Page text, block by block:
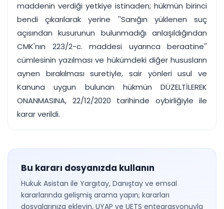
maddenin verdiği yetkiye istinaden; hükmün birinci
bendi çıkarılarak yerine ''Sanığın yüklenen suç
açısından kusurunun bulunmadığı anlaşıldığından
CMK'nın 223/2-c. maddesi uyarınca beraatine''
cümlesinin yazılması ve hükümdeki diğer hususların
aynen bırakılması suretiyle, sair yönleri usul ve
Kanuna uygun bulunan hükmün DÜZELTİLEREK
ONANMASINA, 22/12/2020 tarihinde oybirliğiyle ile
karar verildi.
Bu kararı dosyanızda kullanın
Hukuk Asistan ile Yargıtay, Danıştay ve emsal
kararlarında gelişmiş arama yapın; kararları
dosyalarınıza ekleyin, UYAP ve UETS entegrasyonuyla